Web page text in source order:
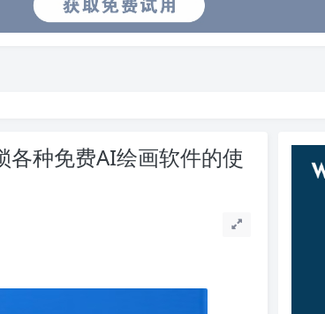
种免费AI绘画软件的使